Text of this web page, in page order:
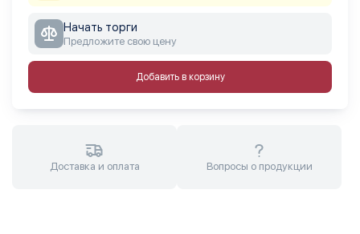
Начать торги
Предложите свою цену
Добавить в корзину
Доставка и оплата Вопросы о продукции